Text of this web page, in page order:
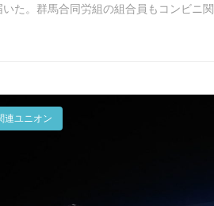
た。群馬合同労組の組合員もコンビニ
連ユニオン